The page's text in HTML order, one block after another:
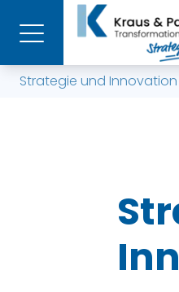
Strategie und Innovation